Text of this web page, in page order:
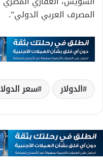
المصرف العربي الدولي”.
الدولار سعر